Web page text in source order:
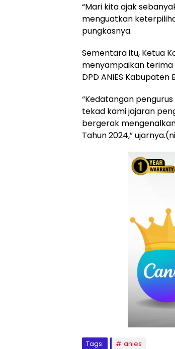
“Mari kita ajak
menguatkan
pungkasnya.
Sementara itu, Ketua
menyampaikan terima
DPD ANIES Kabupaten
“Kedatangan
tekad kami jajaran
bergerak
Tahun 2024,”
Tags: anies